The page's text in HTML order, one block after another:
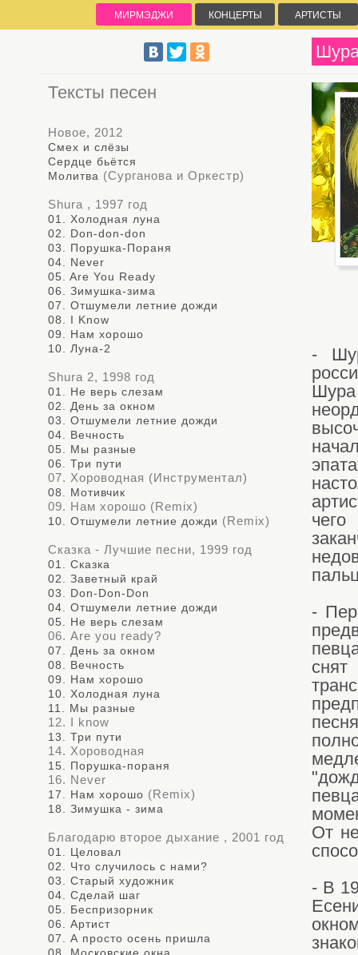
-
-
От
- В
Тексты песен
Новое, 2012
Смех и слёзы
Сердце бьётся
Молитва (Сурганова и Оркестр)
Shura , 1997 год
01. Холодная луна
02. Don-don-don
03. Порушка-Пораня
04. Never
05. Are You Ready
06. Зимушка-зима
07. Отшумели летние дожди
08. I Know
09. Нам хорошо
10. Луна-2
Shura 2, 1998 год
01. Не верь слезам
02. День за окном
03. Отшумели летние дожди
04. Вечность
05. Мы разные
06. Три пути
07. Хороводная (Инструментал)
08. Мотивчик
09. Нам хорошо (Remix)
10. Отшумели летние дожди (Remix)
Сказка - Лучшие песни, 1999 год
01. Сказка
02. Заветный край
03. Don-Don-Don
04. Отшумели летние дожди
05. Не верь слезам
06. Are you ready?
07. День за окном
08. Вечность
09. Нам хорошо
10. Холодная луна
11. Мы разные
12. I know
13. Три пути
14. Хороводная
15. Порушка-пораня
16. Never
17. Нам хорошо (Remix)
18. Зимушка - зима
Благодарю второе дыхание , 2001 год
01. Целовал
02. Что случилось с нами?
03. Старый художник
04. Сделай шаг
05. Беспризорник
06. Артист
07. А просто осень пришла
МИРМЭДЖИ КОНЦЕРТЫ АРТИСТЫ